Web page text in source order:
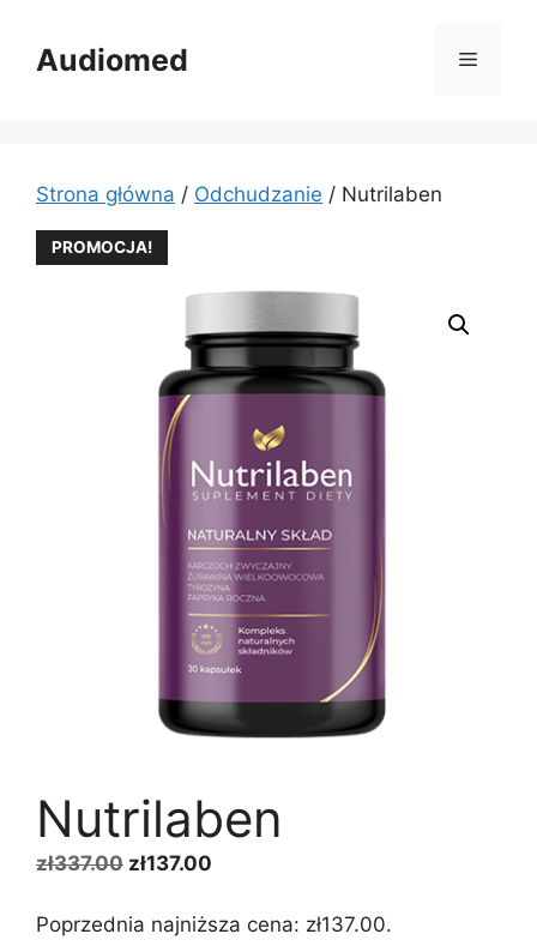
treściAudiomed Menu
Strona główna / Odchudzanie / Nutrilaben
PROMOCJA!
Nutrilaben
zł337.00 Pierwotna
wynosiła:
zł137.00
wynosi:
Poprzednia najniższa cena: zł137.00.